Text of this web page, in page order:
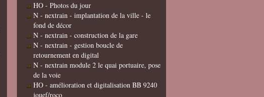
HO - Photos du jour
N - nextrain - implantation de la ville - le
fond de décor
N - nextrain - construction de la gare
N - nextrain - gestion boucle de
retournement en digital
N - nextrain module 2 le quai portuaire, pose
de la voie
HO - amélioration et digitalisation BB 9240
jouef/roco